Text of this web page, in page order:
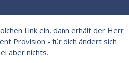
Link ein, dann erhält der Herr
Provision - für dich ändert sich
aber nichts.